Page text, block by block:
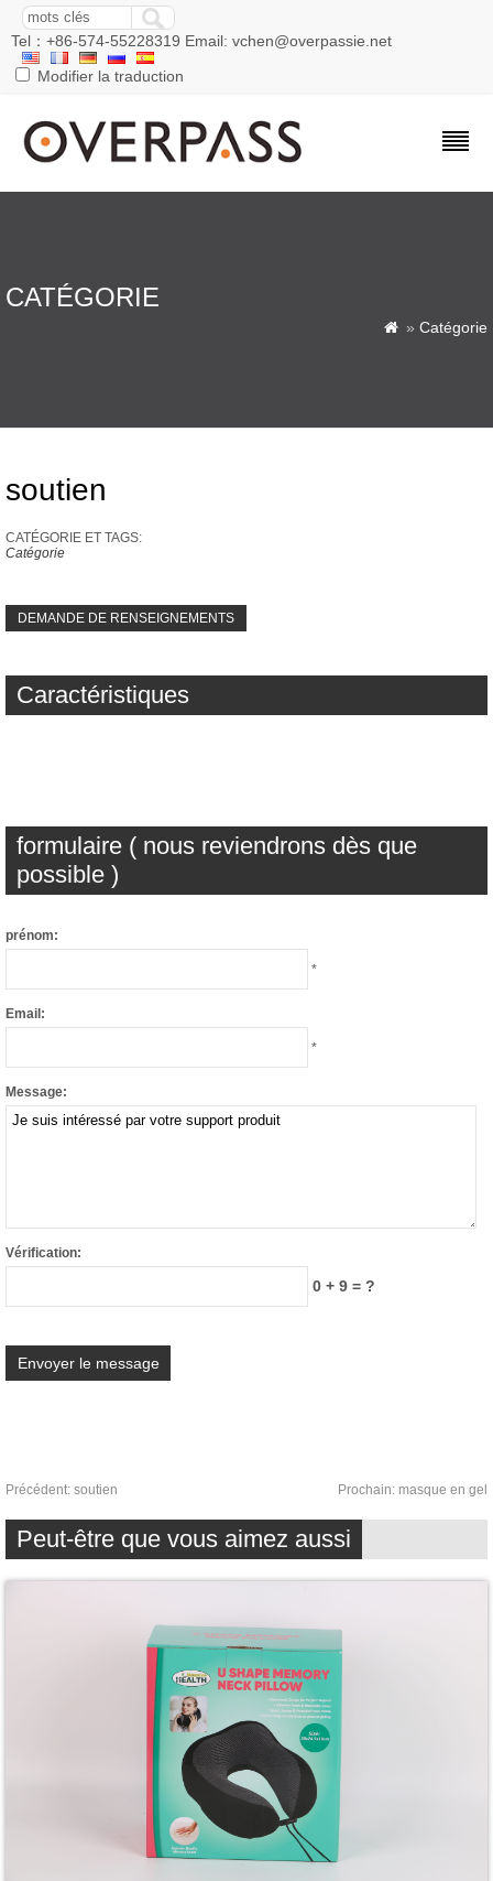
Tel：+86-574-55228319 Email: vchen@overpassie.net
Modifier la traduction
CATÉGORIE
 » Catégorie
soutien
CATÉGORIE ET ​​TAGS:
Catégorie
DEMANDE DE RENSEIGNEMENTS
Caractéristiques
formulaire ( nous reviendrons dès que
possible )
prénom:
*
Email:
*
Message:
Vérification:
0 + 9 = ?
Précédent: soutien Prochain: masque en gel
Peut-être que vous aimez aussi